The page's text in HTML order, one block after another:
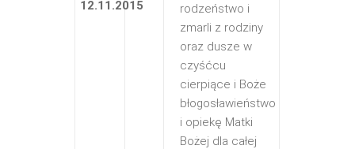
12.11.2015
rodzeństwo i
zmarli z rodziny
oraz dusze w
czyśćcu
cierpiące i Boże
błogosławieństwo
i opiekę Matki
Bożej dla całej